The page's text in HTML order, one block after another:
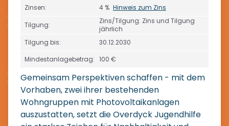
Zinsen:
4 % Hinweis zum Zins
Tilgung:
Zins/Tilgung: Zins und Tilgung
jährlich
Tilgung bis:
30.12.2030
Mindestanlagebetrag: 100 €
Gemeinsam Perspektiven schaffen - mit dem
Vorhaben, zwei ihrer bestehenden
Wohngruppen mit Photovoltaikanlagen
auszustatten, setzt die Overdyck Jugendhilfe